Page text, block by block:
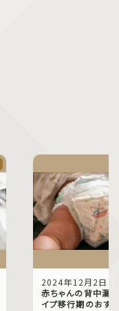
2024年12月2日
赤ちゃんの背中漏
イプ移行期のおす